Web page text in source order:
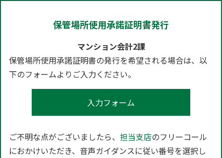
保管場所使用承諾証明書発行
マンション会計2課
保管場所使用承諾証明書の発行を希望される場合は、以
下のフォームよりご入力ください。
入力フォーム
ご不明な点がございましたら、 担当支店のフリーコール
におかけいただき、音声ガイダンスに従い番号を選択し